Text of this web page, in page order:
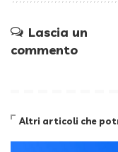
Lascia un
commento
Altri articoli che